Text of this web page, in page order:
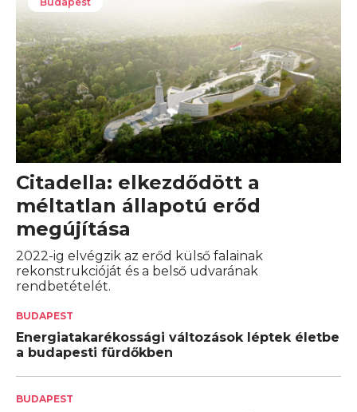
Citadella: elkezdődött a
méltatlan állapotú erőd
megújítása
2022-ig elvégzik az erőd külső falainak
rekonstrukcióját és a belső udvarának
rendbetételét.
BUDAPEST
Energiatakarékossági változások léptek életbe
a budapesti fürdőkben
BUDAPEST